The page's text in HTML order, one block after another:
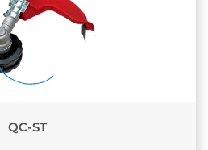
QC-ST